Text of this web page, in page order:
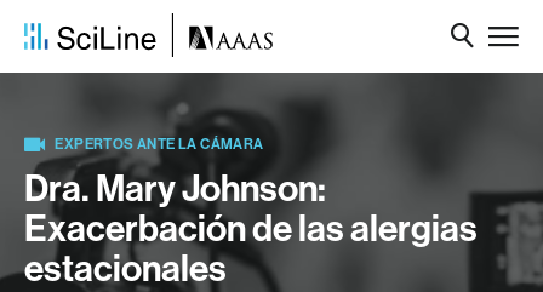
EXPERTOS ANTE LA CÁMARA
Dra. Mary Johnson:
Exacerbación de las alergias
estacionales